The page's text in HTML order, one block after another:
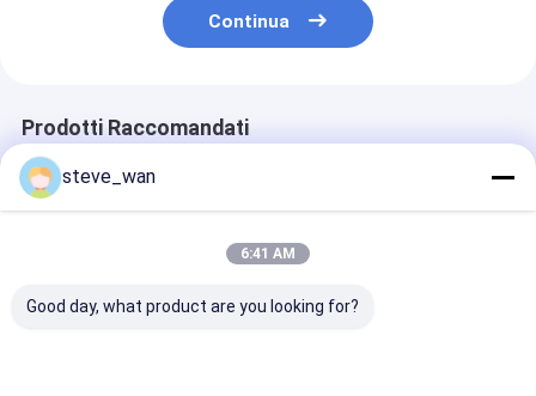
Continua
Prodotti Raccomandati
steve_wan
6:41 AM
Good day, what product are you looking for?